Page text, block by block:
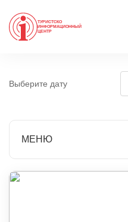
ТУРИСТСКО
ИНФОРМАЦИОННЫЙ
ЦЕНТР
Выберите дату
МЕНЮ